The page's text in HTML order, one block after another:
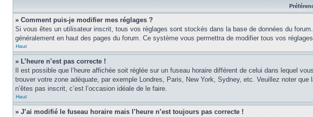
» Comment puis-je modifier mes réglages ?
Si vous êtes un utilisateur inscrit, tous vos réglages sont stockés dans la base de données du
généralement en haut des pages du forum. Ce système vous permettra de modifier tous vos
Haut
» L’heure n’est pas correcte !
Il est possible que l’heure affichée soit réglée sur un fuseau horaire différent de celui dans lequel
trouver votre zone adéquate, par exemple Londres, Paris, New York, Sydney, etc. Veuillez noter
n’êtes pas inscrit, c’est l’occasion idéale de le faire.
Haut
» J’ai modifié le fuseau horaire mais l’heure n’est toujours pas correcte !